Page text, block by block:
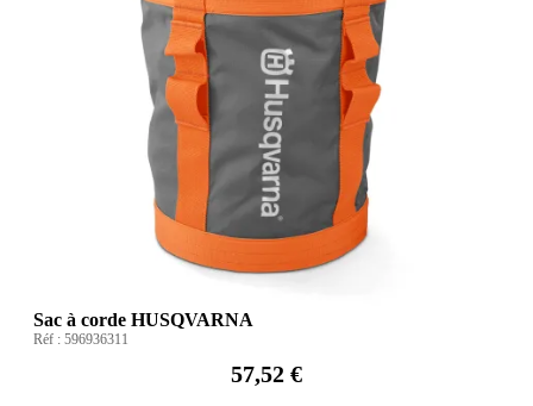
Sac à corde HUSQVARNA
Réf : 596936311
57,52 €